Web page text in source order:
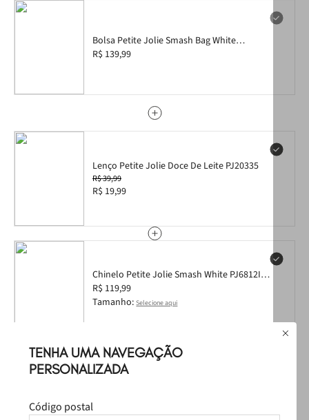
TENHA UMA NAVEGAÇÃO
PERSONALIZADA
Código postal
Bolsa Petite Jolie Smash Bag White
PJ11172
R$ 139,99
Lenço Petite Jolie Doce De Leite PJ20335
R$ 39,99
R$ 19,99
Chinelo Petite Jolie Smash White PJ6812II
35
R$ 119,99
Tamanho: Selecione aqui
Leveos3produtospor
R$ 299,97
Produtos Sugeridos